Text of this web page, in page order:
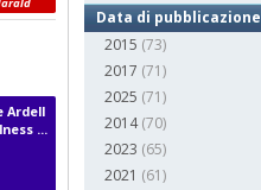
Ardell
...
Data di pubblicazione
2015 (73)
2017 (71)
2025 (71)
2014 (70)
2023 (65)
2021 (61)